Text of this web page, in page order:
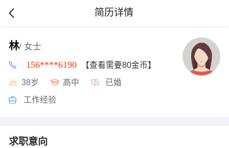
简历详情
林/ 女士
156****6190 【查看需要80金币】
38岁 高中 已婚
工作经验
求职意向